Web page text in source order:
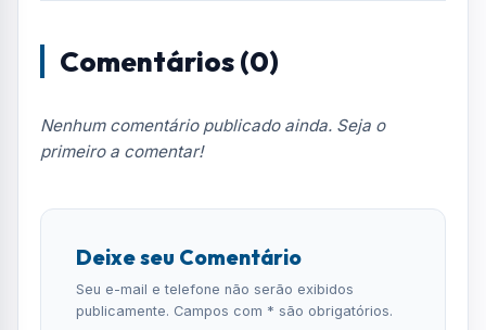
Comentários (0)
Nenhum comentário publicado ainda. Seja o
primeiro a comentar!
Deixe seu Comentário
Seu e-mail e telefone não serão exibidos
publicamente. Campos com * são obrigatórios.